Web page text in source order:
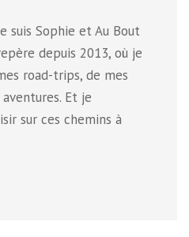
suis Sophie et Au Bout
depuis 2013, où je
road-trips, de mes
Et je
sur ces chemins à